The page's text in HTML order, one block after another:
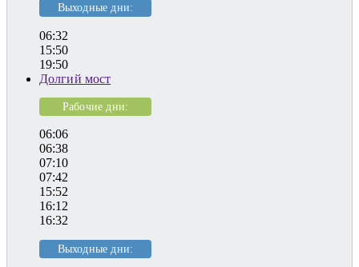
Выходные дни:
06:32
15:50
19:50
Долгий мост
Рабочие дни:
06:06
06:38
07:10
07:42
15:52
16:12
16:32
Выходные дни: